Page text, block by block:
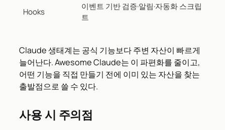
Hooks
이벤트 기반 검증·알림·자동화 스크립
트
Claude 생태계는 공식 기능보다 주변 자산이 빠르게
늘어난다. Awesome Claude는 이 파편화를 줄이고,
어떤 기능을 직접 만들기 전에 이미 있는 자산을 찾는
출발점으로 쓸 수 있다.
사용 시 주의점